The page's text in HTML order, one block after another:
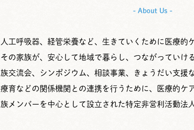
- About Us -
人工呼吸器、経管栄養など、生きていくために医療的
その家族が、安心して地域で暮らし、つながっていけ
族交流会、シンポジウム、相談事業、きょうだい支援
療育などの関係機関との連携を行うために、医療的ケ
族メンバーを中心として設立された特定非営利活動法人